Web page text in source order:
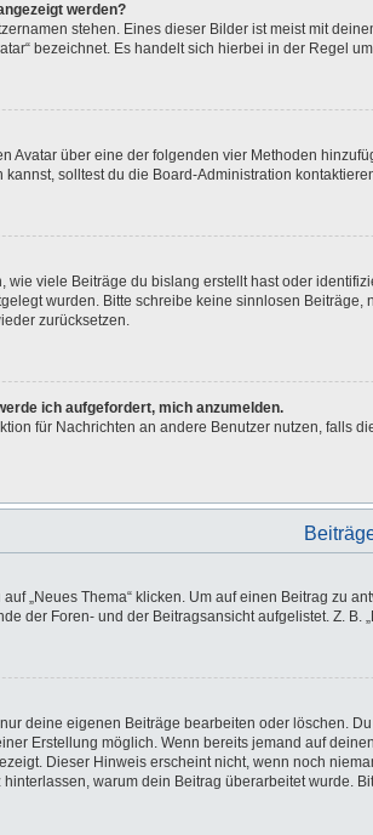
werden?
stehen. Eines dieser Bilder ist meist mit
bezeichnet. Es handelt sich hierbei in der Regel
Avatar über eine der folgenden vier Methoden
solltest du die Board-Administration
viele Beiträge du bislang erstellt hast oder
wurden. Bitte schreibe keine sinnlosen
zurücksetzen.
ich aufgefordert, mich anzumelden.
für Nachrichten an andere Benutzer nutzen,
„Neues Thema“ klicken. Um auf einen Beitrag zu
der Foren- und der Beitragsansicht aufgelistet. Z. B.
deine eigenen Beiträge bearbeiten oder löschen.
Erstellung möglich. Wenn bereits jemand auf
Dieser Hinweis erscheint nicht, wenn noch
warum dein Beitrag überarbeitet